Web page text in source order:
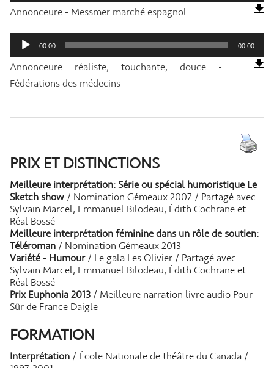
Annonceure - Messmer marché espagnol
Lecteur
audio
00:00 00:00
Annonceure réaliste, touchante, douce -
Fédérations des médecins
PRIX ET DISTINCTIONS
Meilleure interprétation: Série ou spécial humoristique Le
Sketch show/ Nomination Gémeaux 2007 / Partagé avec
Sylvain Marcel, Emmanuel Bilodeau, Édith Cochrane et
Réal Bossé
Meilleure interprétation féminine dans un rôle de soutien:
Téléroman/ Nomination Gémeaux 2013
Variété - Humour/ Le gala Les Olivier / Partagé avec
Sylvain Marcel, Emmanuel Bilodeau, Édith Cochrane et
Réal Bossé
Prix Euphonia 2013/ Meilleure narration livre audio Pour
Sûr de France Daigle
FORMATION
Interprétation/ École Nationale de théâtre du Canada /